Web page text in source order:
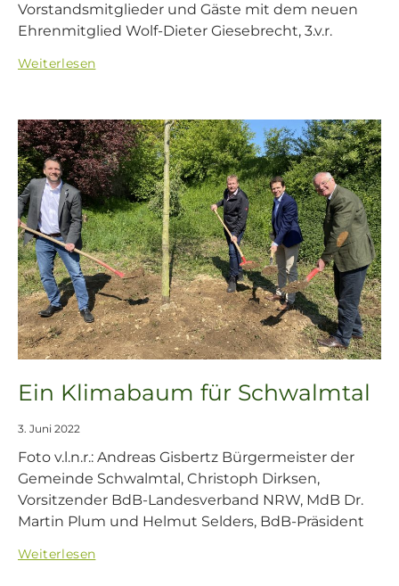
Vorstandsmitglieder und Gäste mit dem neuen
Ehrenmitglied Wolf-Dieter Giesebrecht, 3.v.r.
Weiterlesen
Ein Klimabaum für Schwalmtal
3. Juni 2022
Foto v.l.n.r.: Andreas Gisbertz Bürgermeister der
Gemeinde Schwalmtal, Christoph Dirksen,
Vorsitzender BdB-Landesverband NRW, MdB Dr.
Martin Plum und Helmut Selders, BdB-Präsident
Weiterlesen